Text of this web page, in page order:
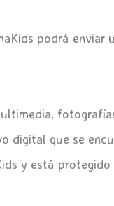
podrá
digital que se
y está